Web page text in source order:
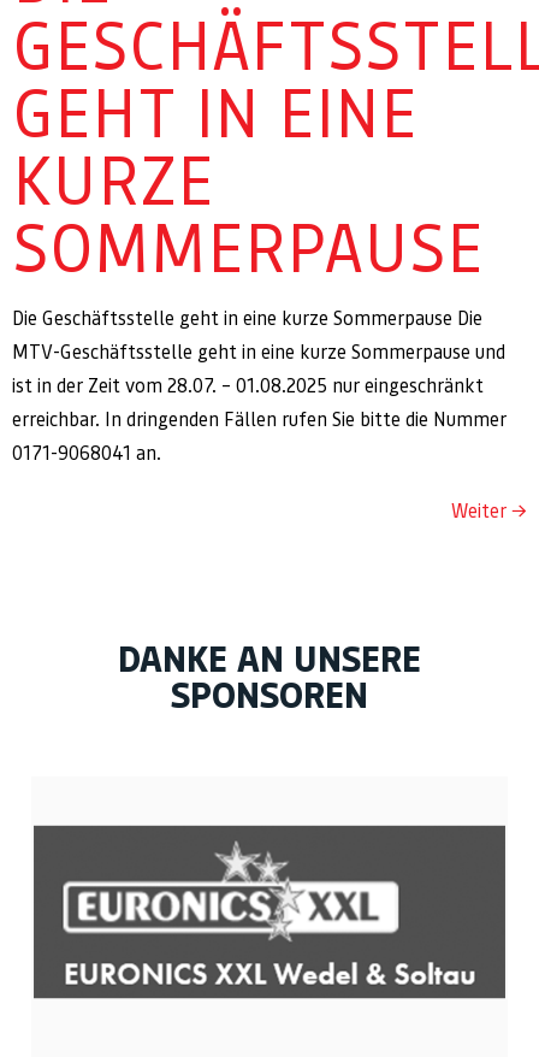
GEHT IN EINE
KURZE
SOMMERPAUSE
Die Geschäftsstelle geht in eine kurze Sommerpause Die
MTV-Geschäftsstelle geht in eine kurze Sommerpause und
ist in der Zeit vom 28.07. – 01.08.2025 nur eingeschränkt
erreichbar. In dringenden Fällen rufen Sie bitte die Nummer
0171-9068041 an.
Weiter →
DANKE AN UNSERE
SPONSOREN